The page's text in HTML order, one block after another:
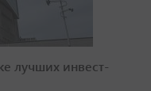
лучших инвест-